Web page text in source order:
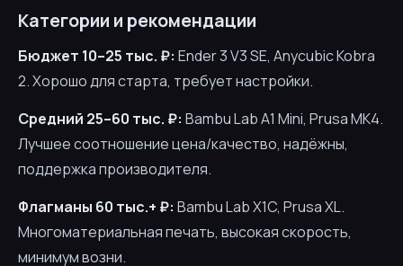
Категории и рекомендации
Бюджет 10–25 тыс. ₽: Ender 3 V3 SE, Anycubic Kobra
2. Хорошо для старта, требует настройки.
Средний 25–60 тыс. ₽: Bambu Lab A1 Mini, Prusa MK4.
Лучшее соотношение цена/качество, надёжны,
поддержка производителя.
Флагманы 60 тыс.+ ₽: Bambu Lab X1C, Prusa XL.
Многоматериальная печать, высокая скорость,
минимум возни.